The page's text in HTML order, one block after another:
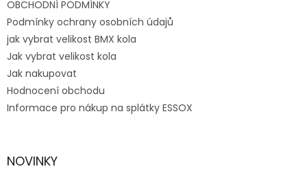
OBCHODNÍ PODMÍNKY
Podmínky ochrany osobních údajů
jak vybrat velikost BMX kola
Jak vybrat velikost kola
Jak nakupovat
Hodnocení obchodu
Informace pro nákup na splátky ESSOX
NOVINKY